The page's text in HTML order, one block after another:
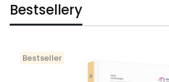
Bestsellery
Bestseller